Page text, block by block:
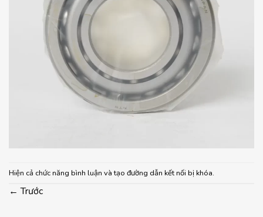
Hiện cả chức năng bình luận và tạo đường dẫn kết nối bị khóa.
← Trước